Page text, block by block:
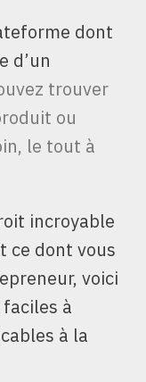
dont
d’un
trouver
ou
le tout à
incroyable
ce dont vous
voici
à
à la